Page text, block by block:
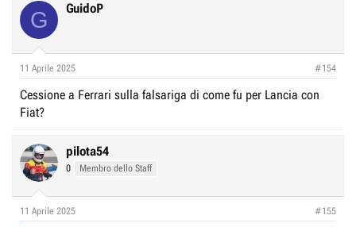
G GuidoP
11 Aprile 2025 #154
Cessione a Ferrari sulla falsariga di come fu per Lancia con
Fiat?
pilota54
0 Membro dello Staff
11 Aprile 2025 #155